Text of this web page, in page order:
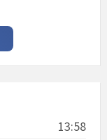
13:58